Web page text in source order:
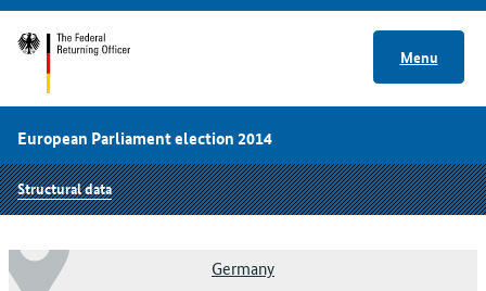
Menu
European Parliament election 2014
Structural data
Germany